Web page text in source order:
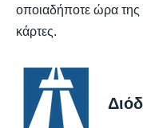
οποιαδήποτε ώρα της
κάρτες.